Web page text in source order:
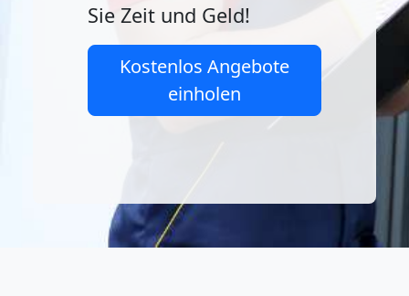
Sie Zeit und Geld!
Kostenlos Angebote
einholen